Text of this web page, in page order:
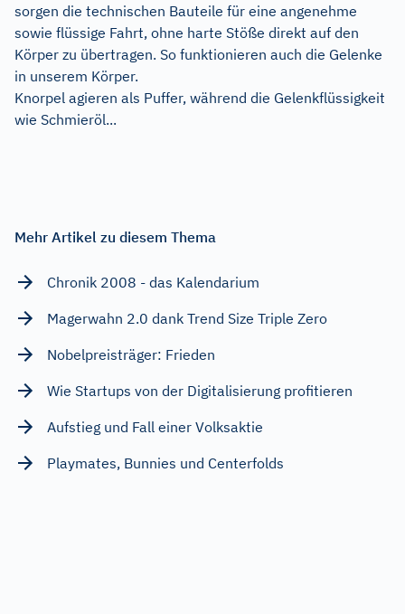
sorgen die technischen Bauteile für eine angenehme
sowie flüssige Fahrt, ohne harte Stöße direkt auf den
Körper zu übertragen. So funktionieren auch die Gelenke
in unserem Körper.
Knorpel agieren als Puffer, während die Gelenkflüssigkeit
wie Schmieröl...
Mehr Artikel zu diesem Thema
Chronik 2008 - das Kalendarium
Magerwahn 2.0 dank Trend Size Triple Zero
Nobelpreisträger: Frieden
Wie Startups von der Digitalisierung profitieren
Aufstieg und Fall einer Volksaktie
Playmates, Bunnies und Centerfolds